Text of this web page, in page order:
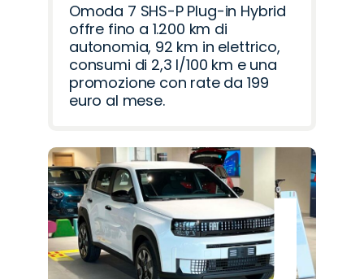
Omoda 7 SHS-P Plug-in Hybrid
offre fino a 1.200 km di
autonomia, 92 km in elettrico,
consumi di 2,3 l/100 km e una
promozione con rate da 199
euro al mese.